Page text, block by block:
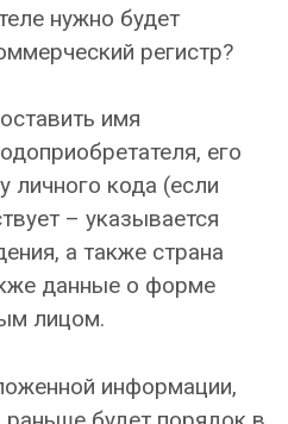
нужно будет
регистр?
имя
его
личного кода (если
– указывается
а также страна
данные о форме
лицом.
информации,